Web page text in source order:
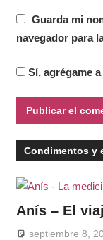
Guarda mi
navegador para
Sí, agrégame
Condimentos y
Anís – El
septiembre 8,